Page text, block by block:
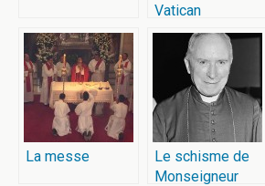
Vatican
La messe
Le schisme de
Monseigneur